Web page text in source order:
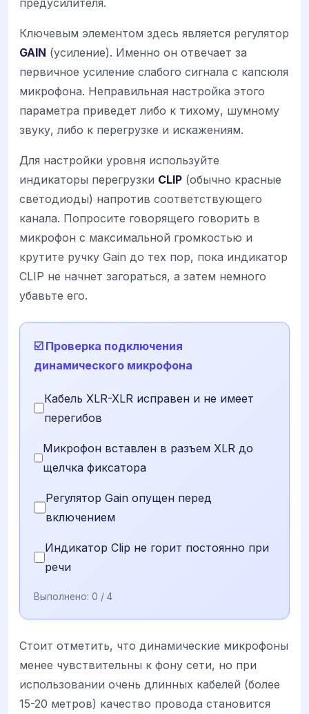
Ключевым элементом здесь является регулятор
GAIN (усиление). Именно он отвечает за
первичное усиление слабого сигнала с капсюля
микрофона. Неправильная настройка этого
параметра приведет либо к тихому, шумному
звуку, либо к перегрузке и искажениям.
Для настройки уровня используйте
индикаторы перегрузки CLIP (обычно красные
светодиоды) напротив соответствующего
канала. Попросите говорящего говорить в
микрофон с максимальной громкостью и
крутите ручку Gain до тех пор, пока индикатор
CLIP не начнет загораться, а затем немного
убавьте его.
☑️ Проверка подключения
динамического микрофона
Кабель XLR-XLR исправен и не имеет
перегибов
Микрофон вставлен в разъем XLR до
щелчка фиксатора
Регулятор Gain опущен перед
включением
Индикатор Clip не горит постоянно при
речи
Выполнено: 0 / 4
Стоит отметить, что динамические микрофоны
менее чувствительны к фону сети, но при
использовании очень длинных кабелей (более
15-20 метров) качество провода становится